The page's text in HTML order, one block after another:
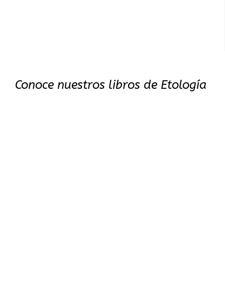
Conoce nuestros libros de Etología